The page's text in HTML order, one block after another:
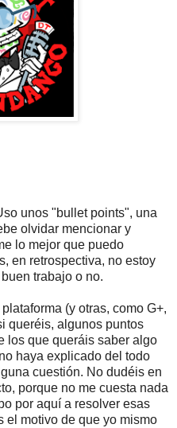
unos "bullet points", una
olvidar mencionar y
lo mejor que puedo
en retrospectiva, no estoy
trabajo o no.
(y otras, como G+,
queréis, algunos puntos
los que queráis saber algo
haya explicado del todo
cuestión. No dudéis en
porque no me cuesta nada
por aquí a resolver esas
el motivo de que yo mismo